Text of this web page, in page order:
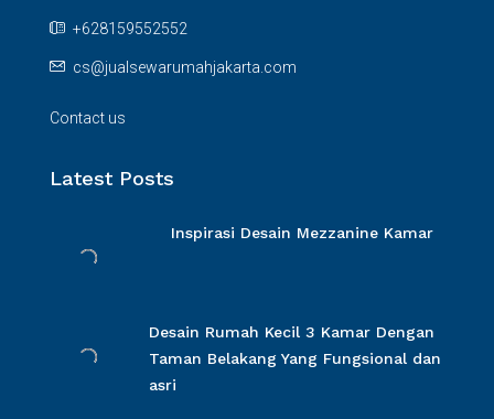
+628159552552
cs@jualsewarumahjakarta.com
Contact us
Latest Posts
Inspirasi Desain Mezzanine Kamar
Desain Rumah Kecil 3 Kamar Dengan
Taman Belakang Yang Fungsional dan
asri